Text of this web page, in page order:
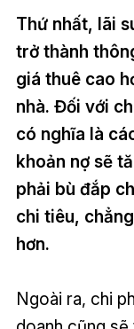
Thứ nhất, lãi
trở thành
giá thuê cao
nhà. Đối với
có nghĩa là
khoản nợ sẽ
phải bù đắp
chi tiêu,
hơn.
Ngoài ra, chi